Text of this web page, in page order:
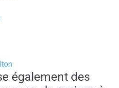
également des